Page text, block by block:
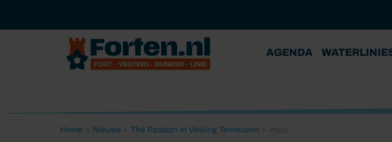
AGENDA
Home Nieuws The Passion in Vesting Terneuzen